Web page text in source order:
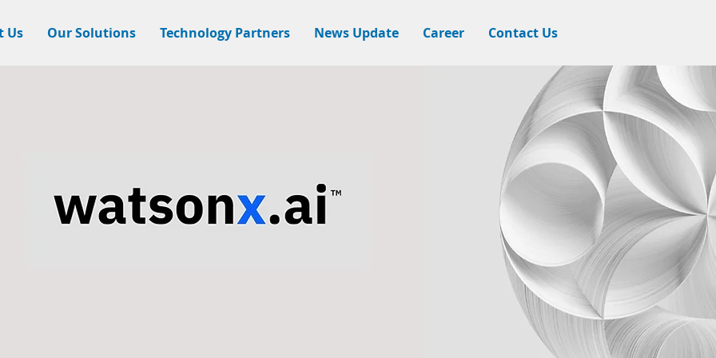
Us Our Solutions Technology Partners News Update Career Contact Us